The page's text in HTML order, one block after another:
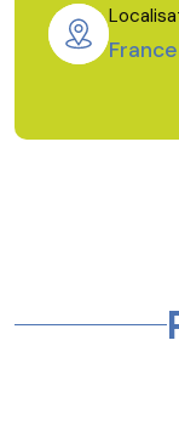
France